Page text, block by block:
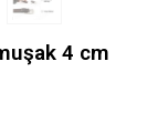
4 cm